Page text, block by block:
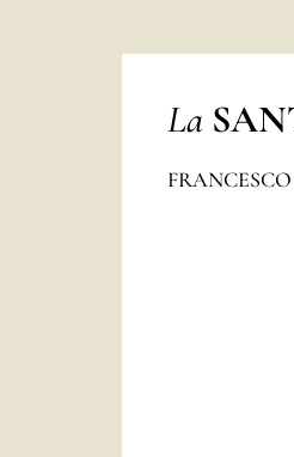
La
FRANCESCO